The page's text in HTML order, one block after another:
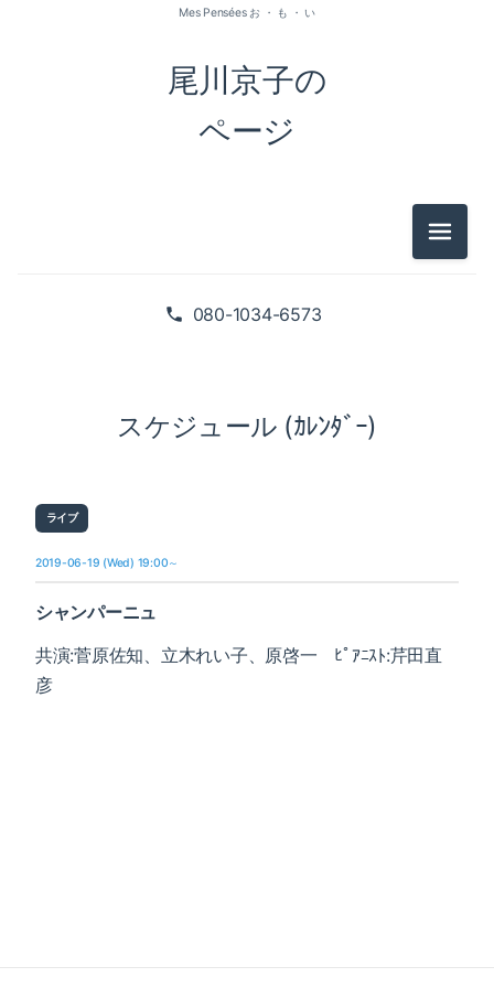
080-1034-6573
尾川京子の
ページ
Mes Pensées お ・ も ・ い
メニュ
スケジュール (ｶﾚﾝﾀﾞｰ)
ライブ
2019-06-19 (Wed) 19:00～
シャンパーニュ
共演:菅原佐知、立木れい子、原啓一 ﾋﾟｱﾆｽﾄ:芹田直
彦